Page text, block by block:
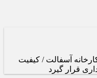
آسفالت / کیفیت
قرار گیرد